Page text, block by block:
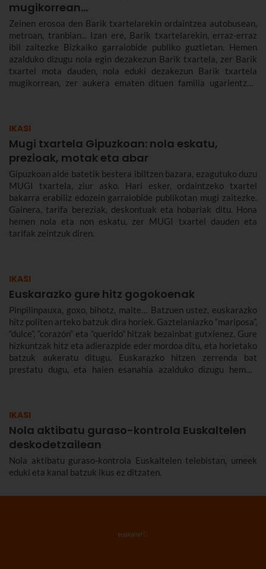
mugikorrean...
Zeinen erosoa den Barik txartelarekin ordaintzea autobusean,
metroan, tranbian... Izan ere, Barik txartelarekin, erraz-erraz
ibil zaitezke Bizkaiko garraiobide publiko guztietan. Hemen
azalduko dizugu nola egin dezakezun Barik txartela, zer Barik
txartel mota dauden, nola eduki dezakezun Barik txartela
mugikorrean, zer aukera ematen dituen familia ugarientzat,
IKASI
Mugi txartela Gipuzkoan: nola eskatu,
prezioak, motak eta abar
Gipuzkoan alde batetik bestera ibiltzen bazara, ezagutuko duzu
MUGI txartela, ziur asko. Hari esker, ordaintzeko txartel
bakarra erabiliz edozein garraiobide publikotan mugi zaitezke.
Gainera, tarifa bereziak, deskontuak eta hobariak ditu. Hona
hemen nola eta non eskatu, zer MUGI txartel dauden eta
tarifak zeintzuk diren.
IKASI
Euskarazko gure hitz gogokoenak
Pinpilinpauxa, goxo, bihotz, maite… Batzuen ustez, euskarazko
hitz politen arteko batzuk dira horiek. Gaztelaniazko “mariposa”,
“dulce”, “corazón” eta “querido” hitzak bezainbat gutxienez. Gure
hizkuntzak hitz eta adierazpide eder mordoa ditu, eta horietako
batzuk aukeratu ditugu. Euskarazko hitzen zerrenda bat
prestatu dugu, eta haien esanahia azalduko dizugu hemen.
IKASI
Nola aktibatu guraso-kontrola Euskaltelen
deskodetzailean
Nola aktibatu guraso-kontrola Euskaltelen telebistan, umeek
eduki eta kanal batzuk ikus ez ditzaten.